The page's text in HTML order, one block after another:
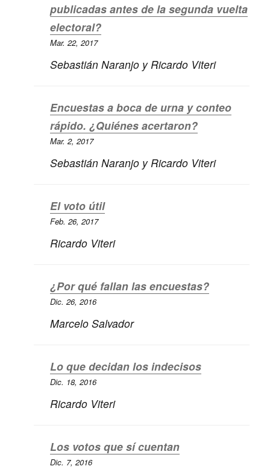
publicadas antes de la segunda vuelta
electoral?
Mar. 22, 2017
Sebastián Naranjoy Ricardo Viteri
Encuestas a boca de urna y conteo
rápido. ¿Quiénes acertaron?
Mar. 2, 2017
Sebastián Naranjoy Ricardo Viteri
El voto útil
Feb. 26, 2017
Ricardo Viteri
¿Por qué fallan las encuestas?
Dic. 26, 2016
Marcelo Salvador
Lo que decidan los indecisos
Dic. 18, 2016
Ricardo Viteri
Los votos que sí cuentan
Dic. 7, 2016